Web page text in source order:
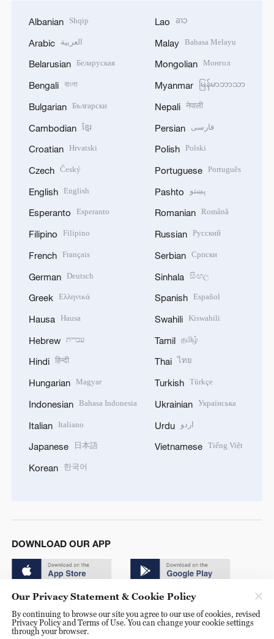
Albanian Shqip
Arabic العربية
Belarusian Беларуская
Bengali বাংলা
Bulgarian Български
Cambodian ខ្មែរ
Croatian Hrvatski
Czech Český
English English
Esperanto Esperanto
Filipino Filipino
French Français
German Deutsch
Greek Ελληνικά
Hausa Hausa
Hebrew עברית
Hindi हिन्दी
Hungarian Magyar
Indonesian Bahasa Indonesia
Italian Italiano
Japanese 日本語
Korean 한국어
Lao ລາວ
Malay Bahasa Melayu
Mongolian Монгол
Myanmar မြန်မာဘာသာ
Nepali नेपाली
Persian فارسی
Polish Polski
Portuguese Português
Pashto پښتو
Romanian Română
Russian Русский
Serbian Српски
Sinhala සිංහල
Spanish Español
Swahili Kiswahili
Tamil தமிழ்
Thai ไทย
Turkish Türkçe
Ukrainian Українська
Urdu اردو
Vietnamese Tiếng Việt
DOWNLOAD OUR APP
© China Radio International.CRI. All Rights Reserved. 16A
Our Privacy Statement & Cookie Policy
By continuing to browse our site you agree to our use of cookies, revised
Privacy Policy and Terms of Use. You can change your cookie settings
through your browser.